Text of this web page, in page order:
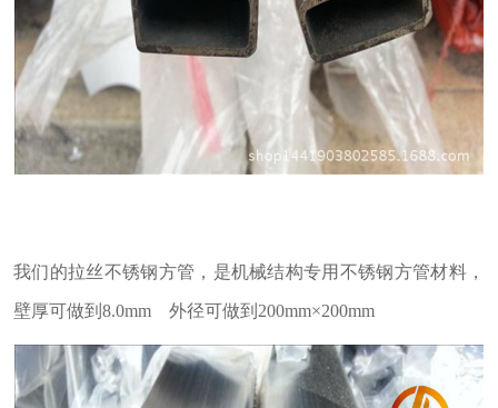
我们的拉丝不锈钢方管，是机械结构专用不锈钢方管材料，
壁厚可做到8.0mm 外径可做到200mm×200mm